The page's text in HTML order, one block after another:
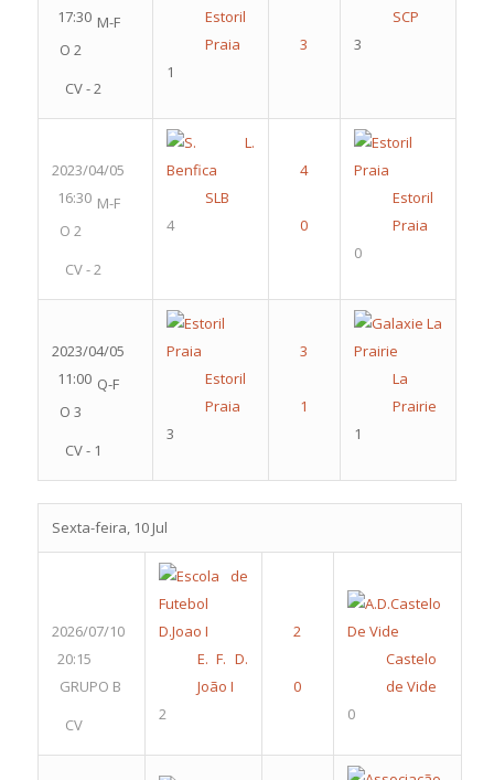
17:30 M-F
O 2
CV - 2
Estoril
Praia
1
SCP
3
2023/04/05
16:30 M-F
O 2
CV - 2
SLB
4
Estoril
Praia
0
2023/04/05
11:00 Q-F
O 3
CV - 1
Estoril
Praia
3
La
Prairie
1
Sexta-feira, 10 Jul
2026/07/10
20:15
GRUPO B
CV
E. F. D.
João I
2
Castelo
de Vide
0